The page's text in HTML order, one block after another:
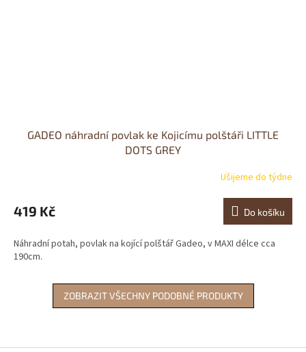
GADEO náhradní povlak ke Kojicímu polštáři LITTLE
DOTS GREY
Ušijeme do týdne
419 Kč Do košíku
Náhradní potah, povlak na kojící polštář Gadeo, v MAXI délce cca
190cm.
ZOBRAZIT VŠECHNY PODOBNÉ PRODUKTY